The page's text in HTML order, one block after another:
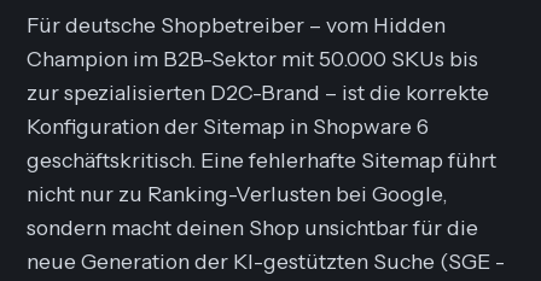
Für deutsche Shopbetreiber – vom Hidden
Champion im B2B-Sektor mit 50.000 SKUs bis
zur spezialisierten D2C-Brand – ist die korrekte
Konfiguration der Sitemap in Shopware 6
geschäftskritisch. Eine fehlerhafte Sitemap führt
nicht nur zu Ranking-Verlusten bei Google,
sondern macht deinen Shop unsichtbarfür die
neue Generation der KI-gestützten Suche (SGE -